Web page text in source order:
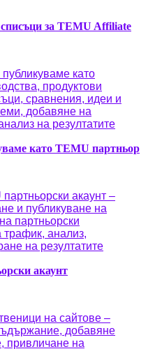
за TEMU Affiliate
като TEMU партньор
акаунт